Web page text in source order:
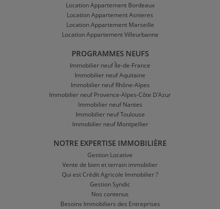
Location Appartement Bordeaux
Location Appartement Asnieres
Location Appartement Marseille
Location Appartement Villeurbanne
PROGRAMMES NEUFS
Immobilier neuf Île-de-France
Immobilier neuf Aquitaine
Immobilier neuf Rhône-Alpes
Immobilier neuf Provence-Alpes-Côte D'Azur
Immobilier neuf Nantes
Immobilier neuf Toulouse
Immobilier neuf Montpellier
NOTRE EXPERTISE IMMOBILIÈRE
Gestion Locative
Vente de bien et terrain immobilier
Qui est Crédit Agricole Immobilier ?
Gestion Syndic
Nos contenus
Besoins Immobiliers des Entreprises